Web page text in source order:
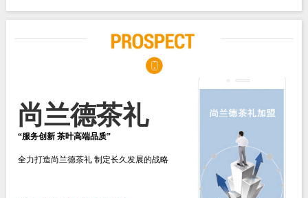
尚兰德茶礼
“服务创新 茶叶高端品质”
全力打造尚兰德茶礼 制定长久发展的战略